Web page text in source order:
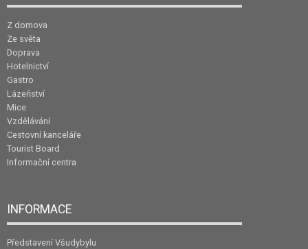
Z domova
Ze světa
Doprava
Hotelnictví
Gastro
Lázeňství
Mice
Vzdělávání
Cestovní kanceláře
Tourist Board
Informační centra
INFORMACE
Představení Všudybylu